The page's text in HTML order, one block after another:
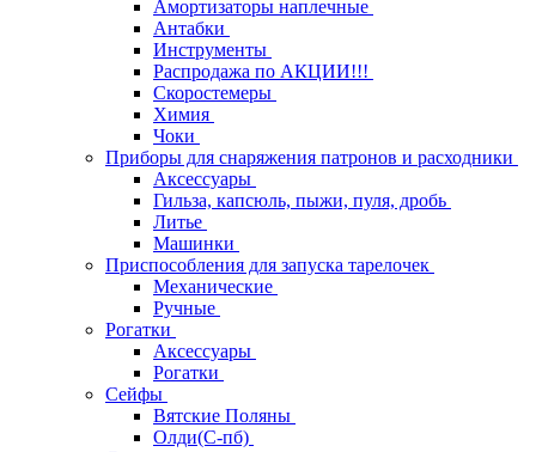
Амортизаторы наплечные
Антабки
Инструменты
Распродажа по АКЦИИ!!!
Скоростемеры
Химия
Чоки
Приборы для снаряжения патронов и расходники
Аксессуары
Гильза, капсюль, пыжи, пуля, дробь
Литье
Машинки
Приспособления для запуска тарелочек
Механические
Ручные
Рогатки
Аксессуары
Рогатки
Сейфы
Вятские Поляны
Олди(С-пб)